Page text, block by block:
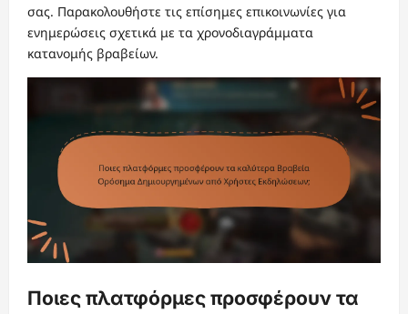
σας. Παρακολουθήστε τις επίσημες επικοινωνίες για
ενημερώσεις σχετικά με τα χρονοδιαγράμματα
κατανομής βραβείων.
Ποιες πλατφόρμες προσφέρουν τα